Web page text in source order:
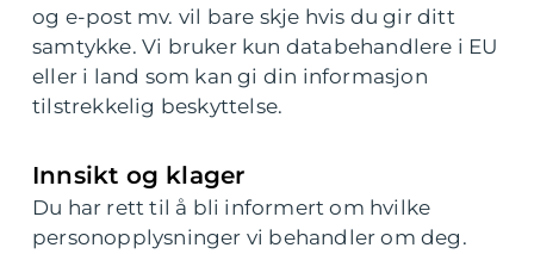
og e-post mv. vil bare skje hvis du gir ditt
samtykke. Vi bruker kun databehandlere i EU
eller i land som kan gi din informasjon
tilstrekkelig beskyttelse.
Innsikt og klager
Du har rett til å bli informert om hvilke
personopplysninger vi behandler om deg.